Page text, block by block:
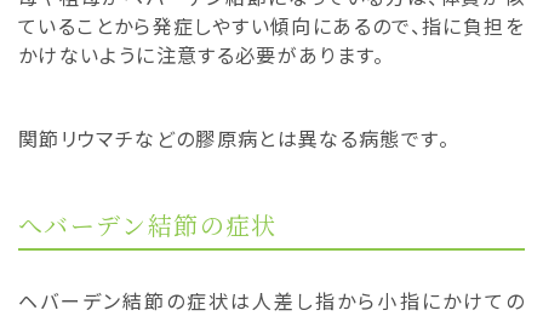
ていることから発症しやすい傾向にあるので、指に負担を
かけないように注意する必要があります。
関節リウマチなどの膠原病とは異なる病態です。
へバーデン結節の症状
ヘバーデン結節の症状は人差し指から小指にかけての